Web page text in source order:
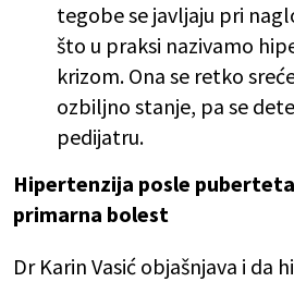
tegobe se javljaju pri
što u praksi nazivamo
krizom. Ona se retko
ozbiljno stanje, pa se
pedijatru.
Hipertenzija posle
primarna bolest
Dr Karin Vasić objašnjava i da